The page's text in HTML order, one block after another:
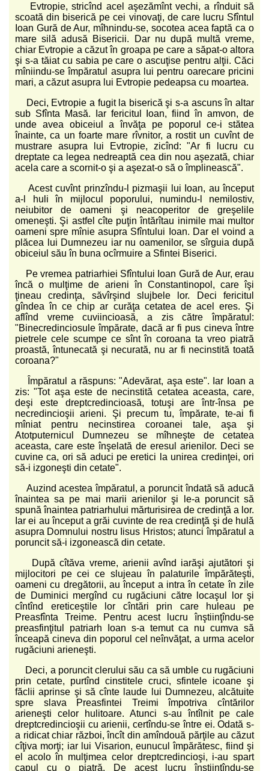
Evtropie, stricînd acel aşezămînt vechi, a rînduit să
scoată din biserică pe cei vinovaţi, de care lucru Sfîntul
Ioan Gură de Aur, mîhnindu-se, socotea acea faptă ca o
mare silă adusă Bisericii. Dar nu după multă vreme,
chiar Evtropie a căzut în groapa pe care a săpat-o altora
şi s-a tăiat cu sabia pe care o ascuţise pentru alţii. Căci
mîniindu-se împăratul asupra lui pentru oarecare pricini
mari, a căzut asupra lui Evtropie pedeapsa cu moartea.
Deci, Evtropie a fugit la biserică şi s-a ascuns în altar
sub Sfînta Masă. Iar fericitul Ioan, fiind în amvon, de
unde avea obiceiul a învăţa pe poporul ce-i stătea
înainte, ca un foarte mare rîvnitor, a rostit un cuvînt de
mustrare asupra lui Evtropie, zicînd: "Ar fi lucru cu
dreptate ca legea nedreaptă cea din nou aşezată, chiar
acela care a scornit-o şi a aşezat-o să o împlinească".
Acest cuvînt prinzîndu-l pizmaşii lui Ioan, au început
a-l huli în mijlocul poporului, numindu-l nemilostiv,
neiubitor de oameni şi neacoperitor de greşelile
omeneşti. Şi astfel cîte puţin întărîtau inimile mai multor
oameni spre mînie asupra Sfîntului Ioan. Dar el voind a
plăcea lui Dumnezeu iar nu oamenilor, se sîrguia după
obiceiul său în buna ocîrmuire a Sfintei Biserici.
Pe vremea patriarhiei Sfîntului Ioan Gură de Aur, erau
încă o mulţime de arieni în Constantinopol, care îşi
ţineau credinţa, săvîrşind slujbele lor. Deci fericitul
gîndea în ce chip ar curăţa cetatea de acel eres. Şi
aflînd vreme cuviincioasă, a zis către împăratul:
"Binecredinciosule împărate, dacă ar fi pus cineva între
pietrele cele scumpe ce sînt în coroana ta vreo piatră
proastă, întunecată şi necurată, nu ar fi necinstită toată
coroana?"
Împăratul a răspuns: "Adevărat, aşa este". Iar Ioan a
zis: "Tot aşa este de necinstită cetatea aceasta, care,
deşi este dreptcredincioasă, totuşi are într-însa pe
necredincioşii arieni. Şi precum tu, împărate, te-ai fi
mîniat pentru necinstirea coroanei tale, aşa şi
Atotputernicul Dumnezeu se mîhneşte de cetatea
aceasta, care este înşelată de eresul arienilor. Deci se
cuvine ca, ori să aduci pe eretici la unirea credinţei, ori
să-i izgoneşti din cetate".
Auzind acestea împăratul, a poruncit îndată să aducă
înaintea sa pe mai marii arienilor şi le-a poruncit să
spună înaintea patriarhului mărturisirea de credinţă a lor.
Iar ei au început a grăi cuvinte de rea credinţă şi de hulă
asupra Domnului nostru Iisus Hristos; atunci împăratul a
poruncit să-i izgonească din cetate.
După cîtăva vreme, arienii avînd iarăşi ajutători şi
mijlocitori pe cei ce slujeau în palaturile împărăteşti,
oameni cu dregătorii, au început a intra în cetate în zile
de Duminici mergînd cu rugăciuni către locaşul lor şi
cîntînd ereticeştile lor cîntări prin care huleau pe
Preasfînta Treime. Pentru acest lucru înştiinţîndu-se
preasfinţitul patriarh Ioan s-a temut ca nu cumva să
înceapă cineva din poporul cel neînvăţat, a urma acelor
rugăciuni arieneşti.
Deci, a poruncit clerului său ca să umble cu rugăciuni
prin cetate, purtînd cinstitele cruci, sfintele icoane şi
făclii aprinse şi să cînte laude lui Dumnezeu, alcătuite
spre slava Preasfintei Treimi împotriva cîntărilor
arieneşti celor hulitoare. Atunci s-au întîlnit pe cale
dreptcredincioşii cu arienii, certîndu-se între ei. Odată s-
a ridicat chiar război, încît din amîndouă părţile au căzut
cîţiva morţi; iar lui Visarion, eunucul împărătesc, fiind şi
el acolo în mulţimea celor dreptcredincioşi, i-au spart
capul cu o piatră. De acest lucru înştiinţîndu-se